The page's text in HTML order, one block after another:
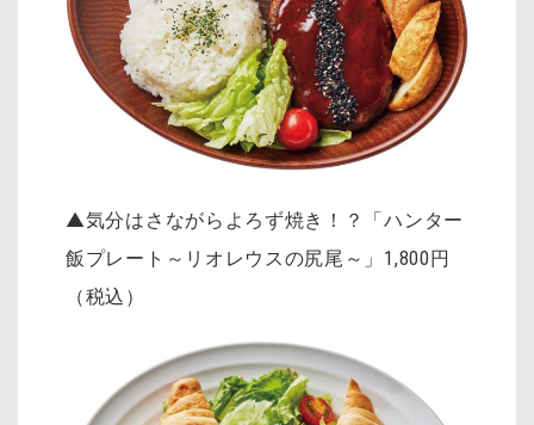
▲気分はさながらよろず焼き！？「ハンター
飯プレート～リオレウスの尻尾～」 1,800円
（税込）